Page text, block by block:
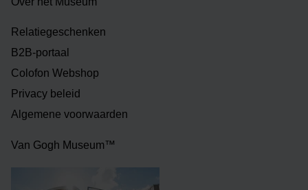
Relatiegeschenken
B2B-portaal
Colofon Webshop
Privacy beleid
Algemene voorwaarden
Van Gogh Museum™